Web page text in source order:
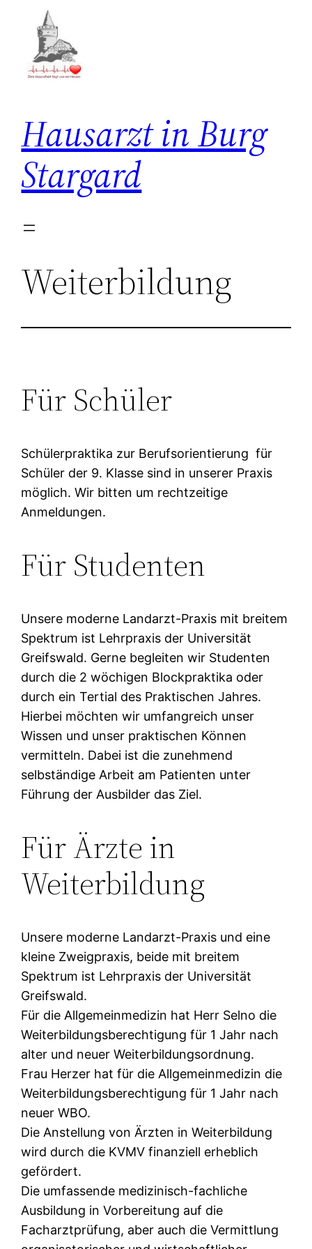
Inhalt
springen
Hausarzt in Burg
Stargard
Weiterbildung
Für Schüler
Schülerpraktika zur Berufsorientierung für
Schüler der 9. Klasse sind in unserer Praxis
möglich. Wir bitten um rechtzeitige
Anmeldungen.
Für Studenten
Unsere moderne Landarzt-Praxis mit breitem
Spektrum ist Lehrpraxis der Universität
Greifswald. Gerne begleiten wir Studenten
durch die 2 wöchigen Blockpraktika oder
durch ein Tertial des Praktischen Jahres.
Hierbei möchten wir umfangreich unser
Wissen und unser praktischen Können
vermitteln. Dabei ist die zunehmend
selbständige Arbeit am Patienten unter
Führung der Ausbilder das Ziel.
Für Ärzte in
Weiterbildung
Unsere moderne Landarzt-Praxis und eine
kleine Zweigpraxis, beide mit breitem
Spektrum ist Lehrpraxis der Universität
Greifswald.
Für die Allgemeinmedizin hat Herr Selno die
Weiterbildungsberechtigung für 1 Jahr nach
alter und neuer Weiterbildungsordnung.
Frau Herzer hat für die Allgemeinmedizin die
Weiterbildungsberechtigung für 1 Jahr nach
neuer WBO.
Die Anstellung von Ärzten in Weiterbildung
wird durch die KVMV finanziell erheblich
gefördert.
Die umfassende medizinisch-fachliche
Ausbildung in Vorbereitung auf die
Facharztprüfung, aber auch die Vermittlung